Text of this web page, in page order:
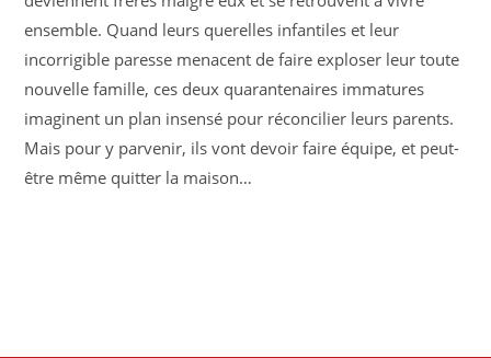
ensemble. Quand leurs querelles infantiles et leur
incorrigible paresse menacent de faire exploser leur toute
nouvelle famille, ces deux quarantenaires immatures
imaginent un plan insensé pour réconcilier leurs parents.
Mais pour y parvenir, ils vont devoir faire équipe, et peut-
être même quitter la maison…